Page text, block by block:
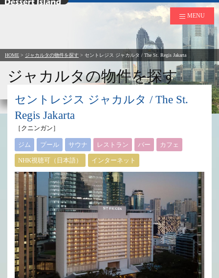
デザートアイランド
MENU
HOME > ジャカルタの物件を探す > セントレジス ジャカルタ / The St. Regis Jakarta
ジャカルタの物件を探す
セントレジス ジャカルタ / The St.
Regis Jakarta
［クニンガン］
ジム プール サウナ レストラン バー カフェ
NHK視聴可（日本語） インターネット